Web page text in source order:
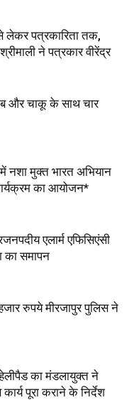
लेकर पत्रकारिता तक,
ने पत्रकार वीरेंद्र
और चाकू के साथ चार
नशा मुक्त भारत अभियान
का आयोजन*
एलार्म एफिसिएंसी
का समापन
रुपये मीरजापुर पुलिस ने
हेलीपैड का मंडलायुक्त ने
पूरा कराने के निर्देश